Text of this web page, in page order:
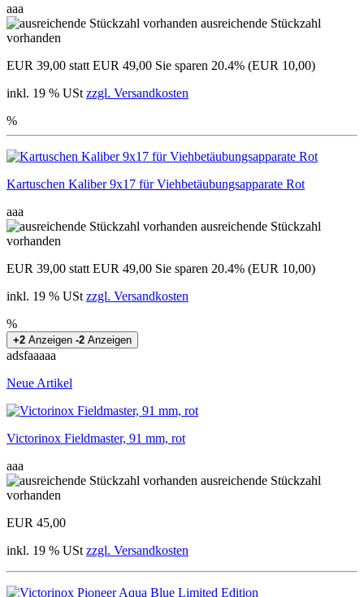
aaa
ausreichende Stückzahl
vorhanden
EUR 39,00 statt EUR 49,00 Sie sparen 20.4% (EUR 10,00)
inkl. 19 % USt zzgl. Versandkosten
%
Kartuschen Kaliber 9x17 für Viehbetäubungsapparate Rot
aaa
ausreichende Stückzahl
vorhanden
EUR 39,00 statt EUR 49,00 Sie sparen 20.4% (EUR 10,00)
inkl. 19 % USt zzgl. Versandkosten
%
+2 Anzeigen -2 Anzeigen
adsfaaaaa
Neue Artikel
Victorinox Fieldmaster, 91 mm, rot
aaa
ausreichende Stückzahl
vorhanden
EUR 45,00
inkl. 19 % USt zzgl. Versandkosten